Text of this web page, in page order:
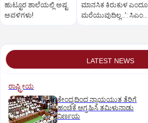
ಹುಟ್ಟೂರ ಶಾಲೆಯಲ್ಲಿ ಅಷ್ಟ
ಅವಳಿಗಳು!
ಮಾನಸಿಕ ಕಿರುಕುಳ ಎಂದೂ
ಮರೆಯುವುದಿಲ್ಲ…’: ಸಿಎಂ
LATEST NEWS
ರಾಷ್ಟ್ರೀಯ
ಕೇಂದ್ರದಿಂದ ನ್ಯಾಯಯುತ ತೆರಿಗೆ
ಹಂಚಿಕೆ ಆಗ್ರಹಿಸಿ ತಮಿಳುನಾಡು
ನಿರ್ಣಯ